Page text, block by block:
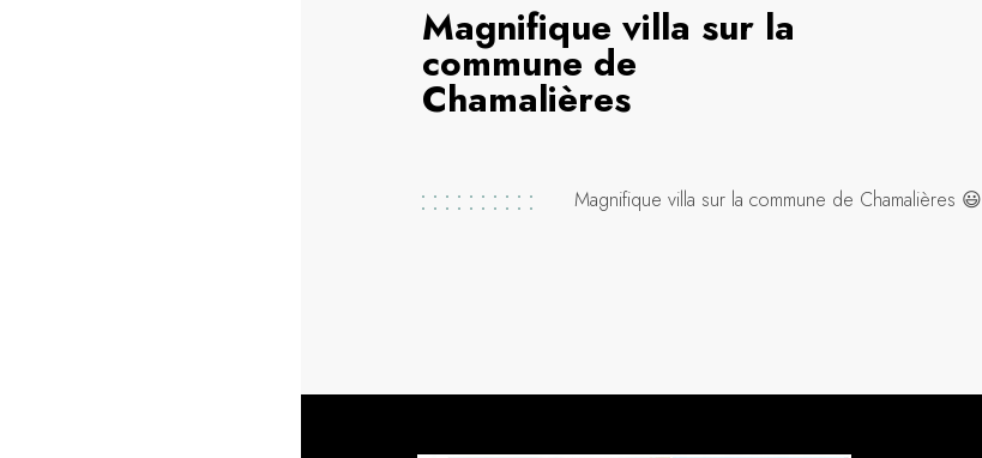
Magnifique villa sur la
commune de
Chamalières
Magnifique villa sur la commune de Chamalières 😃